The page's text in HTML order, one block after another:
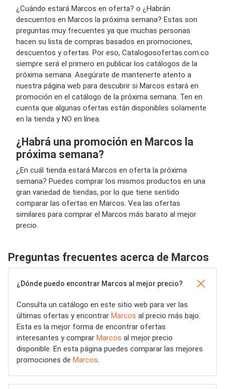
¿Cuándo estará Marcos en oferta? o ¿Habrán
descuentos en Marcos la próxima semana? Estas son
preguntas muy frecuentes ya que muchas personas
hacen su lista de compras basados en promociones,
descuentos y ofertas. Por eso, Catalogosofertas.com.co
siempre será el primero en publicar los catálogos de la
próxima semana. Asegúrate de mantenerte atento a
nuestra página web para descubrir si Marcos estará en
promoción en el catálogo de la próxima semana. Ten en
cuenta que algunas ofertas están disponibles solamente
en la tienda y NO en línea.
¿Habrá una promoción en Marcos la
próxima semana?
¿En cuál tienda estará Marcos en oferta la próxima
semana? Puedes comprar los mismos productos en una
gran variedad de tiendas, por lo que tiene sentido
comparar las ofertas en Marcos. Vea las ofertas
similares para comprar el Marcos más barato al mejor
precio.
Preguntas frecuentes acerca de Marcos
¿Dónde puedo encontrar Marcos al mejor precio?
Consulta un catálogo en este sitio web para ver las
últimas ofertas y encontrar Marcos al precio más bajo.
Esta es la mejor forma de encontrar ofertas
interesantes y comprar Marcos al mejor precio
disponible. En esta página puedes comparar las mejores
promociones de Marcos.